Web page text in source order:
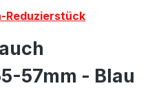
Reduzierstück
57mm - Blau